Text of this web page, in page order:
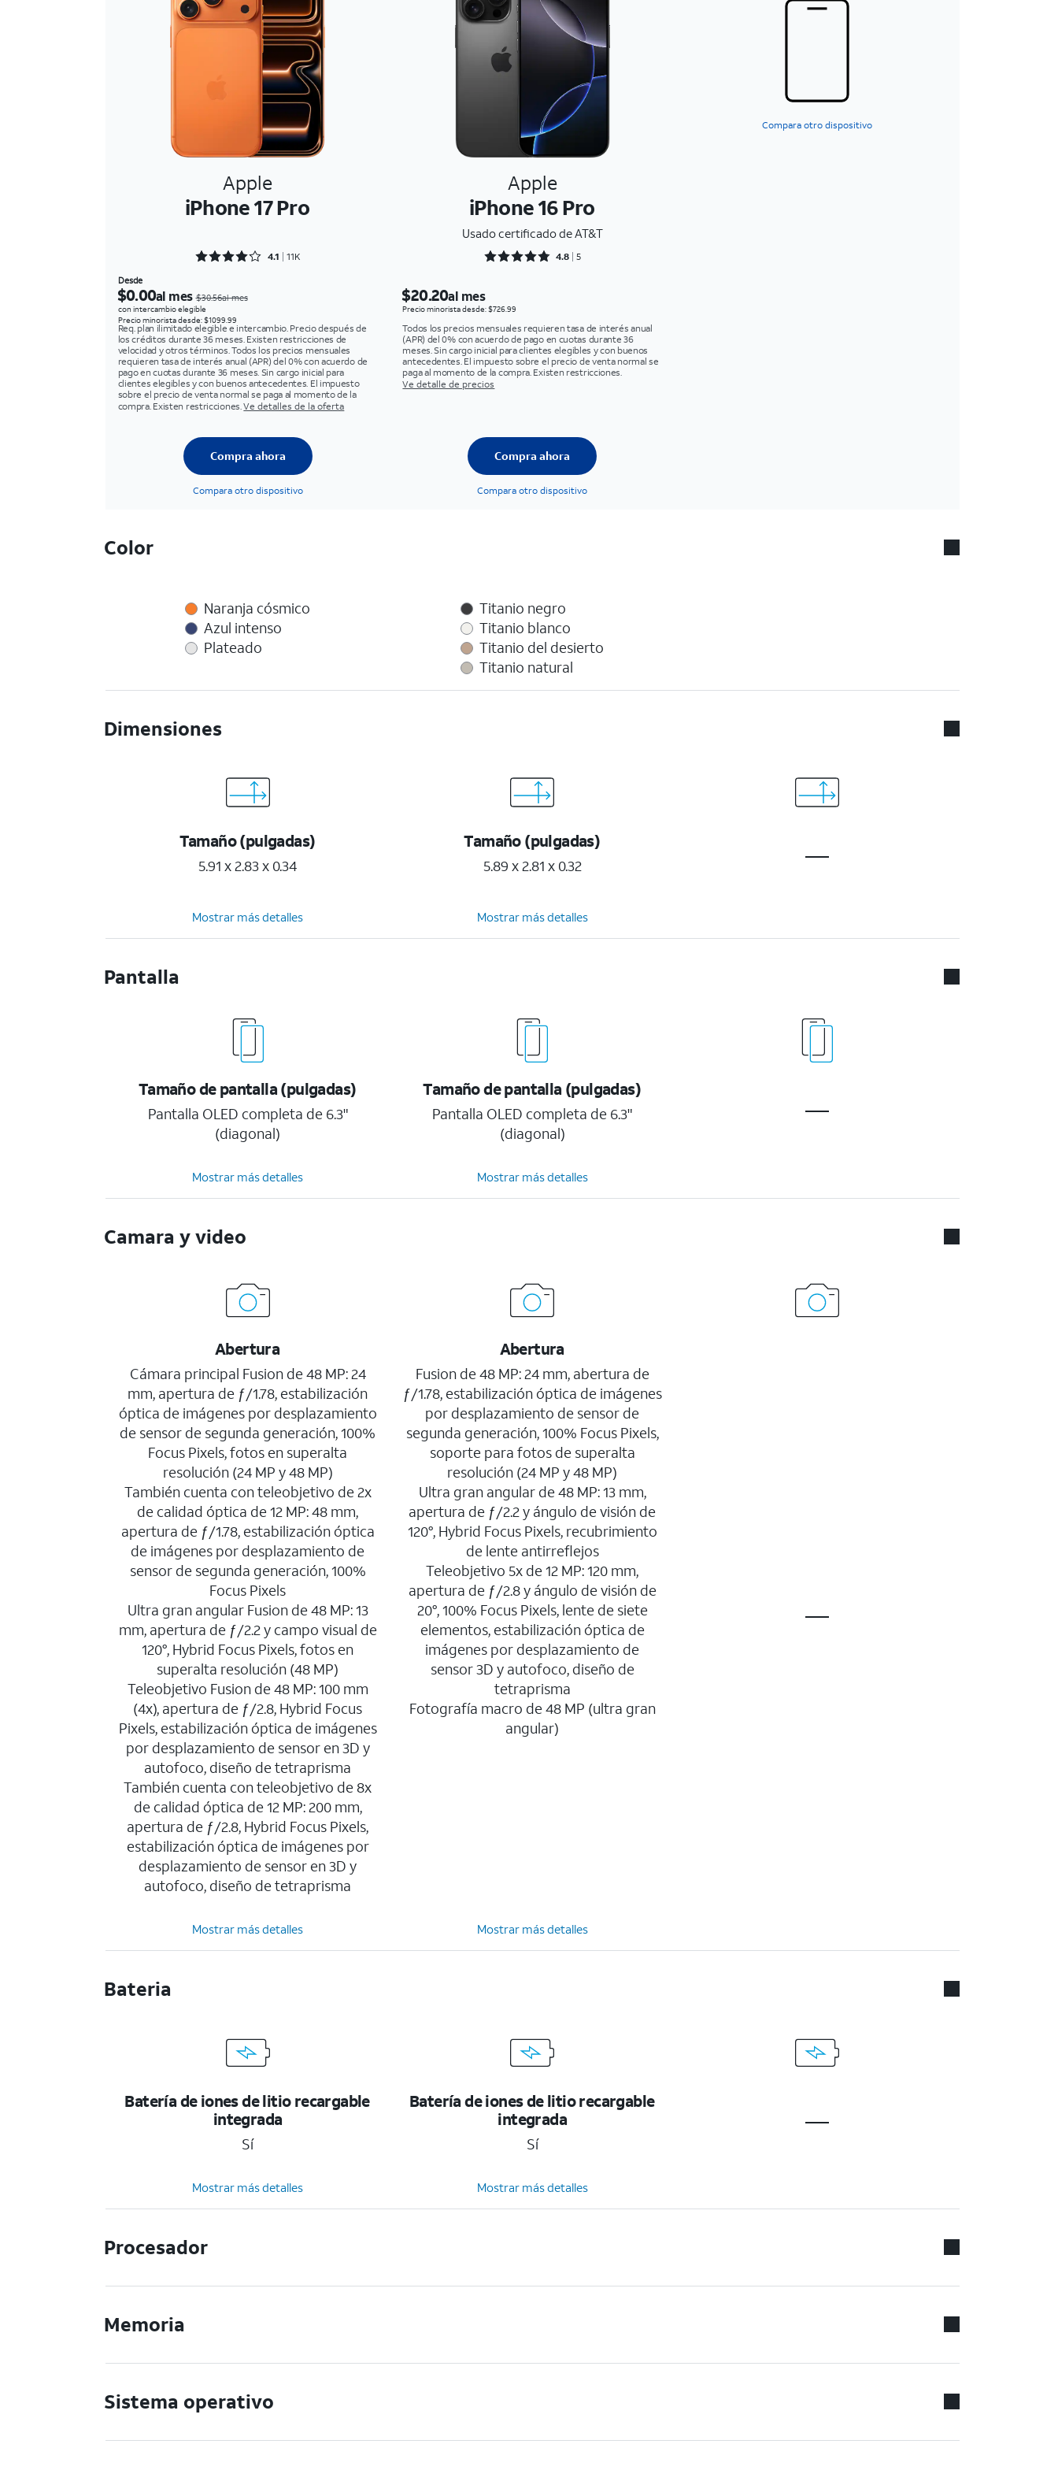
Compara otro dispositivo
Apple
iPhone 17 Pro
Apple
iPhone 16 Pro
Usado certificado de AT&T
Rated 4.1511 out of 5
4.1 11K Rated 4.8 out of 5
4.8 5
Desde
$0.00al mes$30.56al mes
con intercambio elegible
Precio minorista desde: $1099.99
Req. plan ilimitado elegible e intercambio. Precio después de
los créditos durante 36 meses. Existen restricciones de
velocidad y otros términos. Todos los precios mensuales
requieren tasa de interés anual (APR) del 0% con acuerdo de
pago en cuotas durante 36 meses. Sin cargo inicial para
clientes elegibles y con buenos antecedentes. El impuesto
sobre el precio de venta normal se paga al momento de la
compra. Existen restricciones.Ve detalles de la oferta
$20.20al mes
Precio minorista desde: $726.99
Todos los precios mensuales requieren tasa de interés anual
(APR) del 0% con acuerdo de pago en cuotas durante 36
meses. Sin cargo inicial para clientes elegibles y con buenos
antecedentes. El impuesto sobre el precio de venta normal se
paga al momento de la compra. Existen restricciones.
Ve detalle de precios
Compra ahora
Compara otro dispositivo
Compra ahora
Compara otro dispositivo
Color
Naranja cósmico
Azul intenso
Plateado
Titanio negro
Titanio blanco
Titanio del desierto
Titanio natural
Dimensiones
Tamaño (pulgadas)
5.91 x 2.83 x 0.34
Tamaño (pulgadas)
5.89 x 2.81 x 0.32
Mostrar más detalles Mostrar más detalles
Pantalla
Tamaño de pantalla (pulgadas)
Pantalla OLED completa de 6.3"
(diagonal)
Tamaño de pantalla (pulgadas)
Pantalla OLED completa de 6.3"
(diagonal)
Mostrar más detalles Mostrar más detalles
Camara y video
Abertura
Cámara principal Fusion de 48 MP: 24
mm, apertura de ƒ/1.78, estabilización
óptica de imágenes por desplazamiento
de sensor de segunda generación, 100%
Focus Pixels, fotos en superalta
resolución (24 MP y 48 MP)
También cuenta con teleobjetivo de 2x
de calidad óptica de 12 MP: 48 mm,
apertura de ƒ/1.78, estabilización óptica
de imágenes por desplazamiento de
sensor de segunda generación, 100%
Focus Pixels
Ultra gran angular Fusion de 48 MP: 13
mm, apertura de ƒ/2.2 y campo visual de
120°, Hybrid Focus Pixels, fotos en
superalta resolución (48 MP)
Teleobjetivo Fusion de 48 MP: 100 mm
(4x), apertura de ƒ/2.8, Hybrid Focus
Pixels, estabilización óptica de imágenes
por desplazamiento de sensor en 3D y
autofoco, diseño de tetraprisma
También cuenta con teleobjetivo de 8x
de calidad óptica de 12 MP: 200 mm,
apertura de ƒ/2.8, Hybrid Focus Pixels,
estabilización óptica de imágenes por
desplazamiento de sensor en 3D y
autofoco, diseño de tetraprisma
Abertura
Fusion de 48 MP: 24 mm, abertura de
ƒ/1.78, estabilización óptica de imágenes
por desplazamiento de sensor de
segunda generación, 100% Focus Pixels,
soporte para fotos de superalta
resolución (24 MP y 48 MP)
Ultra gran angular de 48 MP: 13 mm,
apertura de ƒ/2.2 y ángulo de visión de
120°, Hybrid Focus Pixels, recubrimiento
de lente antirreflejos
Teleobjetivo 5x de 12 MP: 120 mm,
apertura de ƒ/2.8 y ángulo de visión de
20°, 100% Focus Pixels, lente de siete
elementos, estabilización óptica de
imágenes por desplazamiento de
sensor 3D y autofoco, diseño de
tetraprisma
Fotografía macro de 48 MP (ultra gran
angular)
Mostrar más detalles Mostrar más detalles
Bateria
Batería de iones de litio recargable
integrada
Sí
Batería de iones de litio recargable
integrada
Sí
Mostrar más detalles Mostrar más detalles
Procesador
Memoria
Sistema operativo